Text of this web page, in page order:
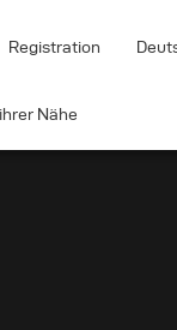
Registration
Nähe